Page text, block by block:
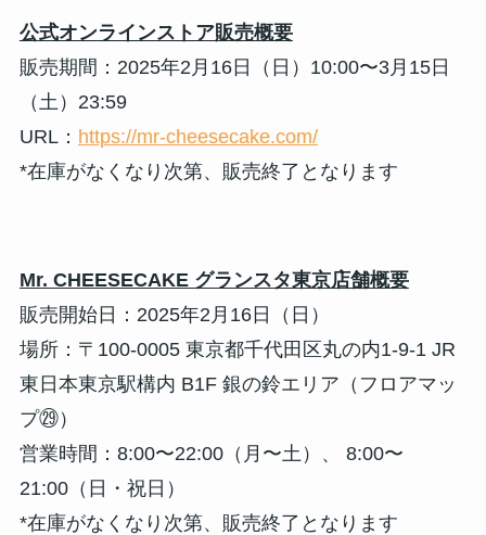
公式オンラインストア販売概要
販売期間：2025年2月16日（日）10:00〜3月15日
（土）23:59
URL： https://mr-cheesecake.com/
*在庫がなくなり次第、販売終了となります
Mr. CHEESECAKE グランスタ東京店舗概要
販売開始日：2025年2月16日（日）
場所：〒100-0005 東京都千代田区丸の内1-9-1 JR
東日本東京駅構内 B1F 銀の鈴エリア（フロアマッ
プ㉙）
営業時間：8:00〜22:00（月〜土）、 8:00〜
21:00（日・祝日）
*在庫がなくなり次第、販売終了となります